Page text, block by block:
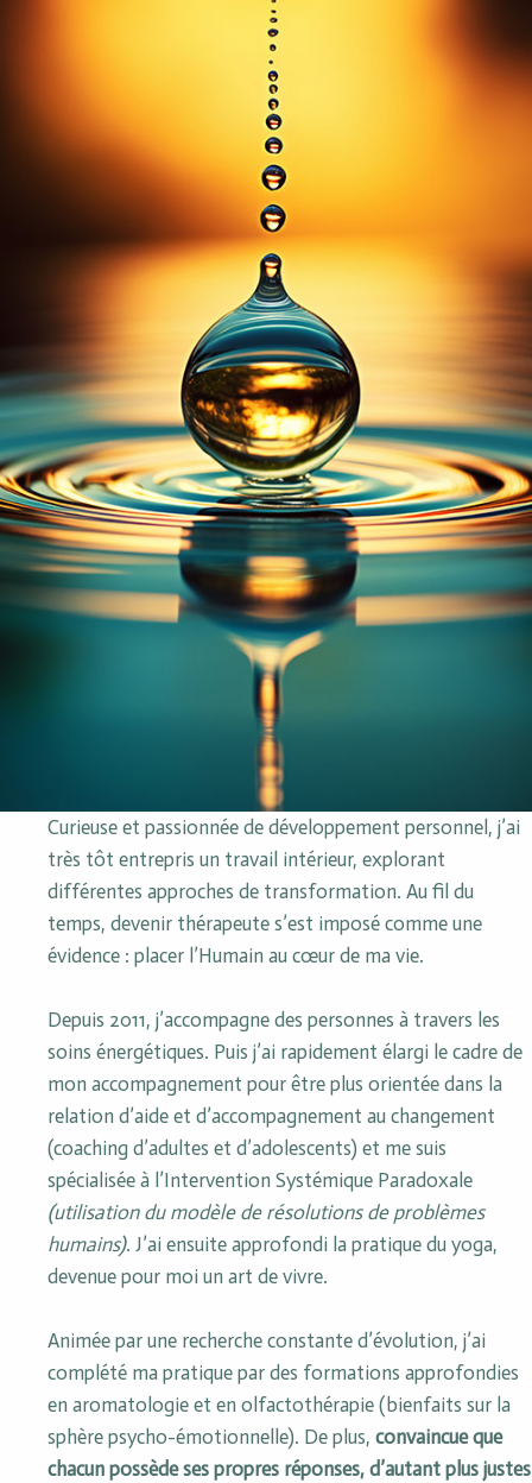
Curieuse et passionnée de développement personnel, j’ai
très tôt entrepris un travail intérieur, explorant
différentes approches de transformation. Au fil du
temps, devenir thérapeute s’est imposé comme une
évidence : placer l’Humain au cœur de ma vie.
Depuis 2011, j’accompagne des personnes à travers les
soins énergétiques. Puis j’ai rapidement élargi le cadre de
mon accompagnement pour être plus orientée dans la
relation d’aide et d’accompagnement au changement
(coaching d’adultes et d’adolescents) et me suis
spécialisée à l’Intervention Systémique Paradoxale
(utilisation du modèle de résolutions de problèmes
humains). J’ai ensuite approfondi la pratique du yoga,
devenue pour moi un art de vivre.
Animée par une recherche constante d’évolution, j’ai
complété ma pratique par des formations approfondies
en aromatologie et en olfactothérapie (bienfaits sur la
sphère psycho-émotionnelle). De plus, convaincue que
chacun possède ses propres réponses, d’autant plus justes